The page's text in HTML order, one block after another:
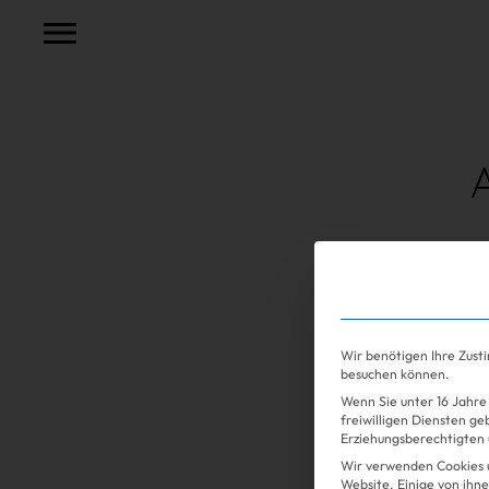
Wir benötigen Ihre
besuchen können.
Wenn Sie unter 16
freiwilligen Diensten
Erziehungsberechtigten
Wir verwenden Cookies
Website. Einige von